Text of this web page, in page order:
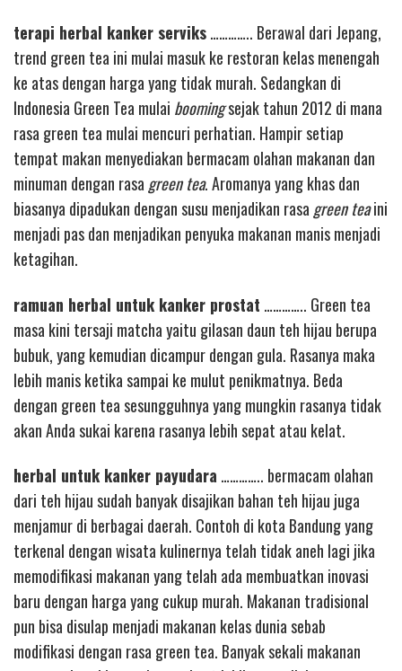
terapi herbal kanker serviks………….. Berawal dari Jepang,
trend green tea ini mulai masuk ke restoran kelas menengah
ke atas dengan harga yang tidak murah. Sedangkan di
Indonesia Green Tea mulai boomingsejak tahun 2012 di mana
rasa green tea mulai mencuri perhatian. Hampir setiap
tempat makan menyediakan bermacam olahan makanan dan
minuman dengan rasa green tea. Aromanya yang khas dan
biasanya dipadukan dengan susu menjadikan rasa green teaini
menjadi pas dan menjadikan penyuka makanan manis menjadi
ketagihan.
ramuan herbal untuk kanker prostat ………….. Green tea
masa kini tersaji matcha yaitu gilasan daun teh hijau berupa
bubuk, yang kemudian dicampur dengan gula. Rasanya maka
lebih manis ketika sampai ke mulut penikmatnya. Beda
dengan green tea sesungguhnya yang mungkin rasanya tidak
akan Anda sukai karena rasanya lebih sepat atau kelat.
herbal untuk kanker payudara ………….. bermacam olahan
dari teh hijau sudah banyak disajikan bahan teh hijau juga
menjamur di berbagai daerah. Contoh di kota Bandung yang
terkenal dengan wisata kulinernya telah tidak aneh lagi jika
memodifikasi makanan yang telah ada membuatkan inovasi
baru dengan harga yang cukup murah. Makanan tradisional
pun bisa disulap menjadi makanan kelas dunia sebab
modifikasi dengan rasa green tea. Banyak sekali makanan